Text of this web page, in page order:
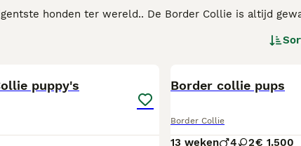
honden ter wereld.. De Border Collie is altijd
puppy's Border collie pups
Border Collie
13 weken 4 2€ 1.500